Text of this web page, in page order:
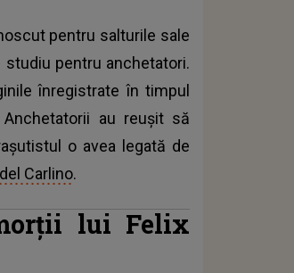
pentru salturile sale
pentru anchetatori.
înregistrate în timpul
au reuşit să
o avea legată de
Carlino.
lui Felix